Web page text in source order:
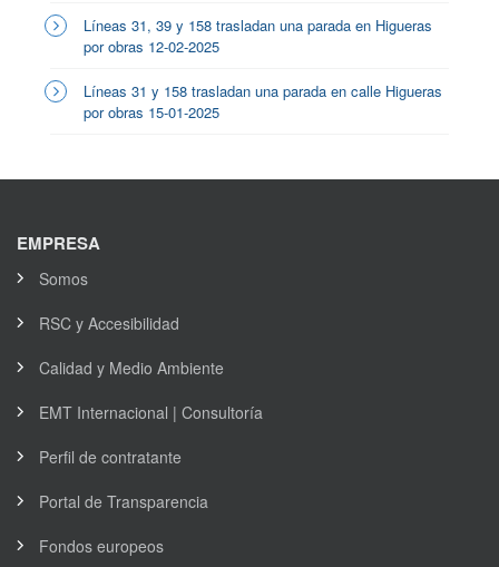
Líneas 31, 39 y 158 trasladan una parada en Higueras
por obras 12-02-2025
Líneas 31 y 158 trasladan una parada en calle Higueras
por obras 15-01-2025
EMPRESA
Somos
RSC y Accesibilidad
Calidad y Medio Ambiente
EMT Internacional | Consultoría
Perfil de contratante
Portal de Transparencia
Fondos europeos